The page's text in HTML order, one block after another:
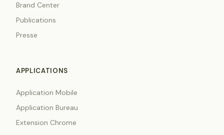
Brand Center
Publications
Presse
APPLICATIONS
Application Mobile
Application Bureau
Extension Chrome